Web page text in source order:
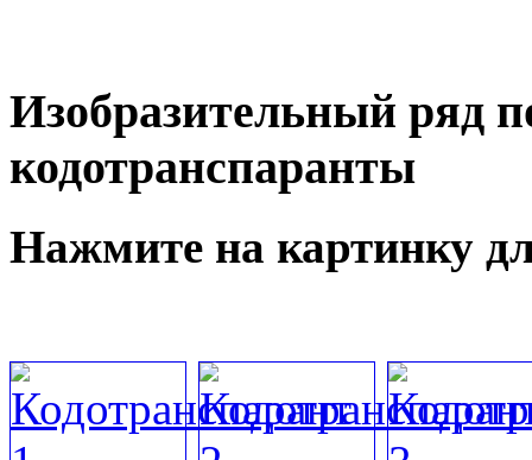
Изобразительный ряд
кодотранспаранты
Нажмите на картинку